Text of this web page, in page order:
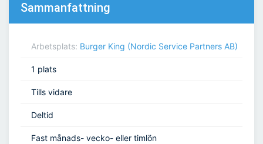
Sammanfattning
Arbetsplats: Burger King (Nordic Service Partners AB)
1 plats
Tills vidare
Deltid
Fast månads- vecko- eller timlön